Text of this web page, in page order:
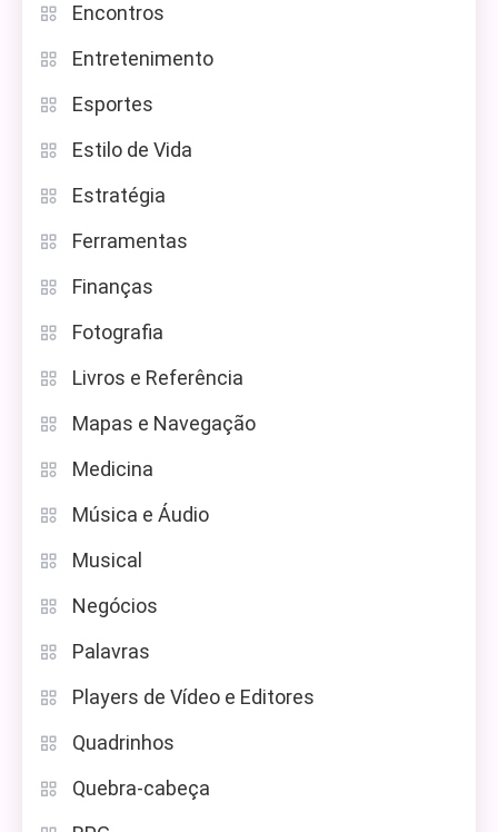
Encontros
Entretenimento
Esportes
Estilo de Vida
Estratégia
Ferramentas
Finanças
Fotografia
Livros e Referência
Mapas e Navegação
Medicina
Música e Áudio
Musical
Negócios
Palavras
Players de Vídeo e Editores
Quadrinhos
Quebra-cabeça